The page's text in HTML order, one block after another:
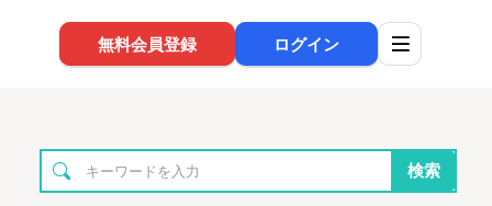
無料会員登録 ログイン
検索